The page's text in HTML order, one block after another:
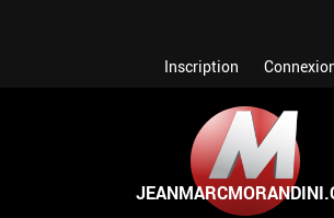
Inscription